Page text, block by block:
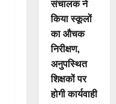
संचालक ने
किया स्कूलों
का औचक
निरीक्षण,
अनुपस्थित
शिक्षकों पर
होगी कार्यवाही